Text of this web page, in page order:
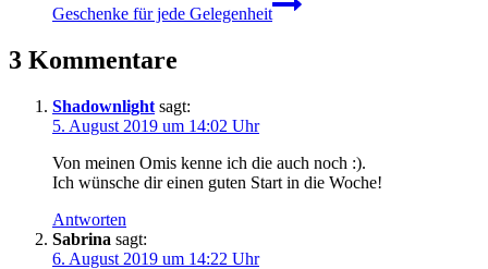
Geschenke für jede Gelegenheit
3 Kommentare
Shadownlight sagt:
5. August 2019 um 14:02 Uhr
Von meinen Omis kenne ich die auch noch :).
Ich wünsche dir einen guten Start in die Woche!
Antworten
Sabrina sagt:
6. August 2019 um 14:22 Uhr